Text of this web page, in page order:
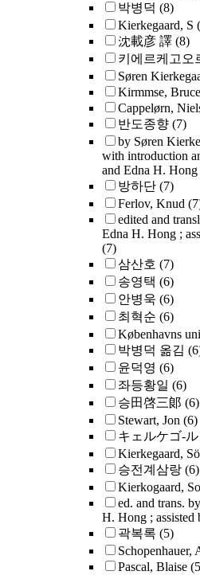
박병덕 (8)
Kierkegaard, S
沈載彦 譯 (8)
키에르케고오
Søren
Kirmmse,
Cappelørn,
반도종향 (7)
by Søren
with introduction
and Edna H. Hong
방하단 (7)
Ferlov, Knud
edited and
Edna H. Hong ;
(7)
삼산호 (7)
송영택 (6)
안병욱 (6)
최혁순 (6)
Københavns
박병덕 옮김
윤덕영 (6)
좌등황일 (6)
승田啓三郞 (6)
Stewart, Jon (6)
キェルケゴ-
Kierkegaard,
승전계삼랑 (6)
Kierkogaard,
ed. and trans.
H. Hong ; assisted
곽복록 (5)
Schopenhauer,
Pascal, Blaise